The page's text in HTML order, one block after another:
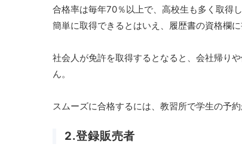
合格率は毎年70％以上で、高校生も多く取得し
簡単に取得できるとはいえ、履歴書の資格欄
社会人が免許を取得するとなると、会社帰り
ん。
スムーズに合格するには、教習所で学生の予
2.登録販売者